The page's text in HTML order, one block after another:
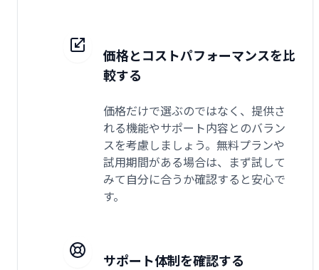
価格とコストパフォーマンスを比
較する
価格だけで選ぶのではなく、提供さ
れる機能やサポート内容とのバラン
スを考慮しましょう。無料プランや
試用期間がある場合は、まず試して
みて自分に合うか確認すると安心で
す。
サポート体制を確認する